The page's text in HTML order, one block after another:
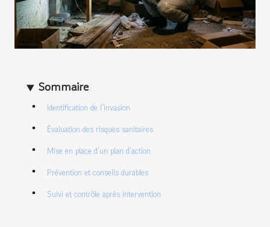
Sommaire
Identification de l’invasion
Évaluation des risques sanitaires
Mise en place d’un plan d’action
Prévention et conseils durables
Suivi et contrôle après intervention